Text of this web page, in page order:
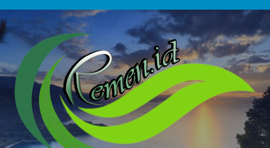
Skip
to
content